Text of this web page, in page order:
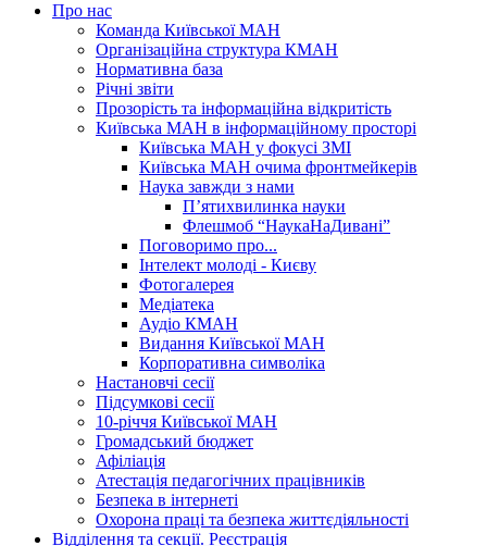
Про нас
Команда Київської МАН
Організаційна структура КМАН
Нормативна база
Річні звіти
Прозорість та інформаційна відкритість
Київська МАН в інформаційному просторі
Київська МАН у фокусі ЗМІ
Київська МАН очима фронтмейкерів
Наука завжди з нами
П’ятихвилинка науки
Флешмоб “НаукаНаДивані”
Поговоримо про...
Інтелект молоді - Києву
Фотогалерея
Медіатека
Аудіо КМАН
Видання Київської МАН
Корпоративна символіка
Настановчі сесії
Підсумкові сесії
10-річчя Київської МАН
Громадський бюджет
Афіліація
Атестація педагогічних працівників
Безпека в інтернеті
Охорона праці та безпека життєдіяльності
Відділення та секції. Реєстрація